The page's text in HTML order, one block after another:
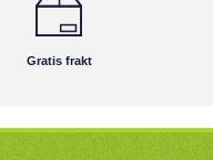
Gratis frakt